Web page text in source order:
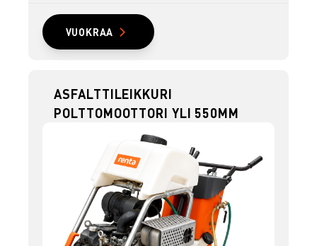
VUOKRAA
ASFALTTILEIKKURI
POLTTOMOOTTORI YLI 550MM